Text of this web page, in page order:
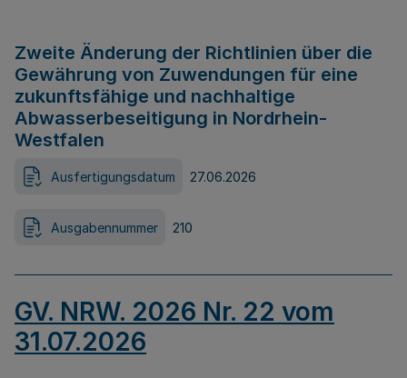
Zweite Änderung der Richtlinien über die
Gewährung von Zuwendungen für eine
zukunftsfähige und nachhaltige
Abwasserbeseitigung in Nordrhein-
Westfalen
Ausfertigungsdatum 27.06.2026
Ausgabennummer 210
GV. NRW. 2026 Nr. 22 vom
31.07.2026